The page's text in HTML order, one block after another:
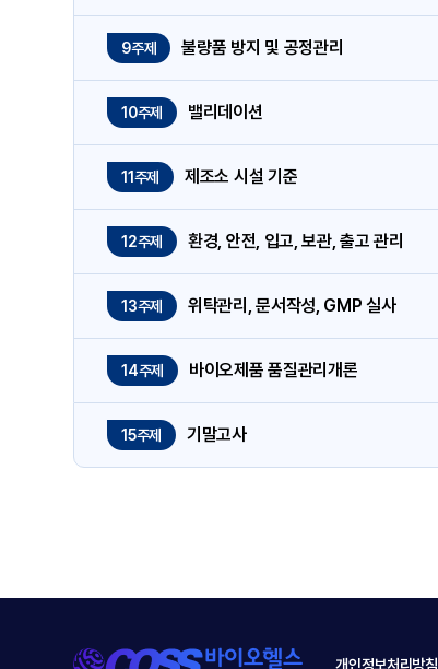
9주제 불량품 방지 및 공정관리
10주제 밸리데이션
11주제 제조소 시설 기준
12주제 환경, 안전, 입고, 보관, 출고 관리
13주제 위탁관리, 문서작성, GMP 실사
14주제 바이오제품 품질관리개론
15주제 기말고사
개인정보처리방침